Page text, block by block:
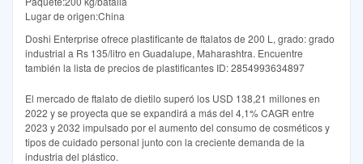
Lugar de origen:China
Doshi Enterprise ofrece plastificante de ftalatos de 200 L, grado: grado
industrial a Rs 135/litro en Guadalupe, Maharashtra. Encuentre
también la lista de precios de plastificantes ID: 2854993634897
El mercado de ftalato de dietilo superó los USD 138,21 millones en
2022 y se proyecta que se expandirá a más del 4,1% CAGR entre
2023 y 2032 impulsado por el aumento del consumo de cosméticos y
tipos de cuidado personal junto con la creciente demanda de la
industria del plástico.